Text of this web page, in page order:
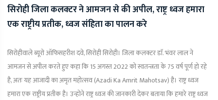
सिरोही जिला कलक्टर ने आमजन से की अपील, राष्ट्र ध्वज हमारा
एक राष्ट्रीय प्रतीक, ध्वज संहिता का पालन करे
सिरोहीवाले ब्यूरो ऑफिसहरीश दवे, सिरोही सिरोही। जिला कलक्टर डाॅ. भंवर लाल ने
आमजन से अपील करते हुए कहा कि 15 अगस्त 2022 को स्वतन्त्रता के 75 वर्ष पूर्ण हो रहे
है, अतः यह आजादी का अमृत महोत्सव (Azadi Ka Amrit Mahotsav) है। राष्ट्र ध्वज
हमारा एक राष्ट्रीय प्रतीक है। उन्होने राष्ट्र ध्वज की जानकारी देकर बताया कि हमारे राष्ट्र ध्वज